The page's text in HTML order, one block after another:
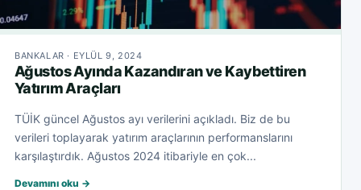
BANKALAR · EYLÜL 9, 2024
Ağustos Ayında Kazandıran ve Kaybettiren
Yatırım Araçları
TÜİK güncel Ağustos ayı verilerini açıkladı. Biz de bu
verileri toplayarak yatırım araçlarının performanslarını
karşılaştırdık. Ağustos 2024 itibariyle en çok...
Devamını oku →